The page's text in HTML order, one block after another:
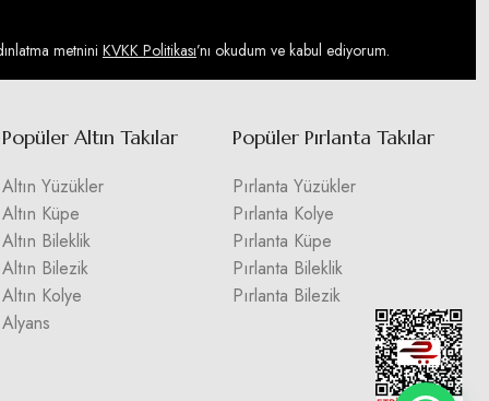
metnini KVKK Politikası’nı okudum ve kabul ediyorum.
Popüler Altın Takılar
Altın Yüzükler
Altın Küpe
Altın Bileklik
Altın Bilezik
Altın Kolye
Alyans
Popüler Pırlanta Takılar
Pırlanta Yüzükler
Pırlanta Kolye
Pırlanta Küpe
Pırlanta Bileklik
Pırlanta Bilezik